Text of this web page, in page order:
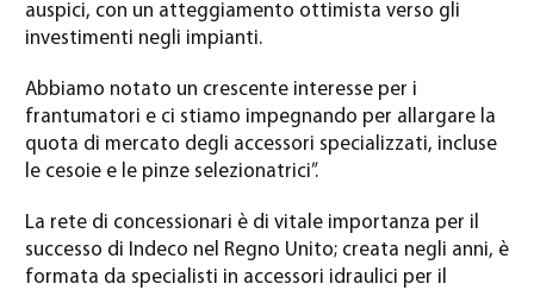
auspici, con un atteggiamento ottimista verso gli
investimenti negli impianti.
Abbiamo notato un crescente interesse per i
frantumatori e ci stiamo impegnando per allargare la
quota di mercato degli accessori specializzati, incluse
le cesoie e le pinze selezionatrici”.
La rete di concessionari è di vitale importanza per il
successo di Indeco nel Regno Unito; creata negli anni, è
formata da specialisti in accessori idraulici per il